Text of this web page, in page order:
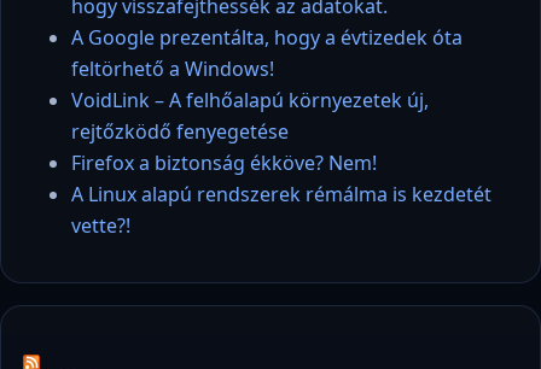
hogy visszafejthessék az adatokat.
A Google prezentálta, hogy a évtizedek óta
feltörhető a Windows!
VoidLink – A felhőalapú környezetek új,
rejtőzködő fenyegetése
Firefox a biztonság ékköve? Nem!
A Linux alapú rendszerek rémálma is kezdetét
vette?!